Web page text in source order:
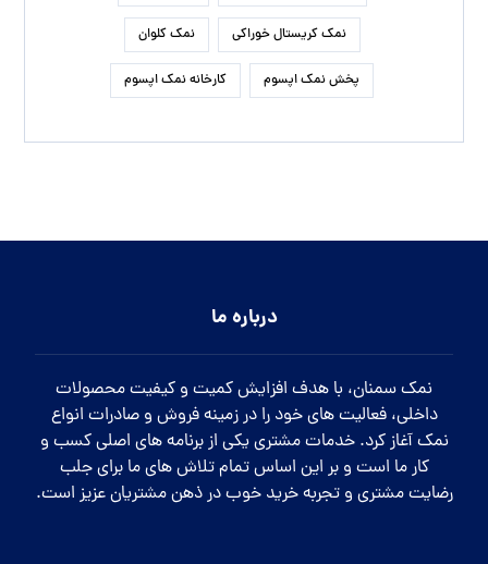
نمک کریستال خوراکی نمک کلوان
پخش نمک اپسوم کارخانه نمک اپسوم
درباره ما
نمک سمنان، با هدف افزایش کمیت و کیفیت محصولات
داخلی، فعالیت های خود را در زمینه فروش و صادرات انواع
نمک آغاز کرد. خدمات مشتری یکی از برنامه های اصلی کسب و
کار ما است و بر این اساس تمام تلاش های ما برای جلب
رضایت مشتری و تجربه خرید خوب در ذهن مشتریان عزیز است.